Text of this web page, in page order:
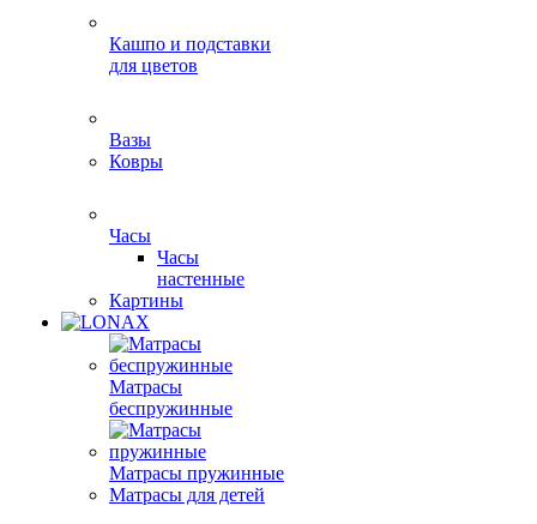
Кашпо и подставки
для цветов
Вазы
Ковры
Часы
Часы
настенные
Картины
Матрасы
беспружинные
Матрасы пружинные
Матрасы для детей